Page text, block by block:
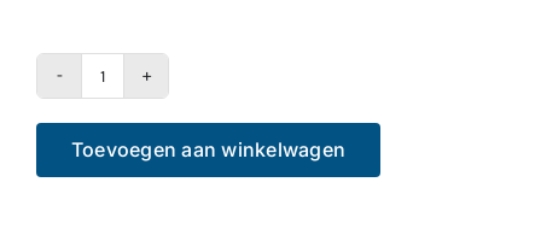
Strategy
Bait
Spoon
Toevoegen aan winkelwagen